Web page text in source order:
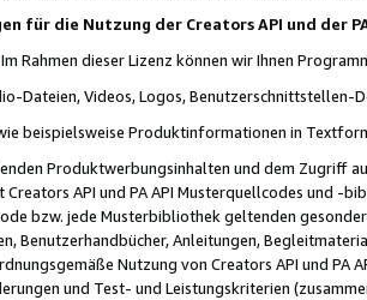
für die Nutzung der Creators API und der
Im Rahmen dieser Lizenz können wir Ihnen
Dateien, Videos, Logos, Benutzerschnittstellen-
beispielsweise Produktinformationen in
Produktwerbungsinhalten und dem Zugriff
Creators API und PA API Musterquellcodes und
bzw. jede Musterbibliothek geltenden
Benutzerhandbücher, Anleitungen,
Nutzung von Creators API und PA
und Test- und Leistungskriterien